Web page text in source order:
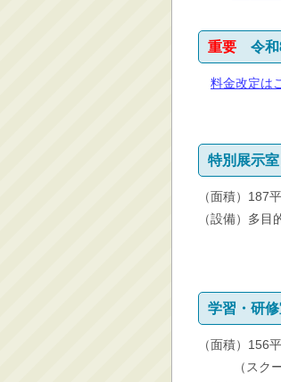
移住情報
住宅・土地・都
水道・除雪・土木
市議会・選挙
重要 令和
料金改定は
特別展示室
（面積）187
（設備）多
学習・研
（面積）156
（スク